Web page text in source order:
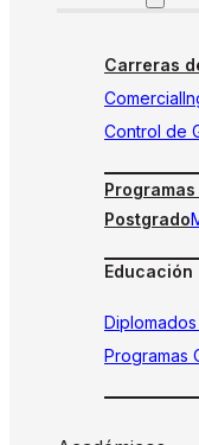
Carreras
Comercial
Control de
Programas
Postgrado
Educación
Programas